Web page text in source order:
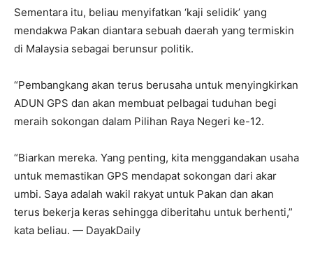
Sementara itu, beliau menyifatkan ‘kaji selidik’ yang
mendakwa Pakan diantara sebuah daerah yang termiskin
di Malaysia sebagai berunsur politik.
“Pembangkang akan terus berusaha untuk menyingkirkan
ADUN GPS dan akan membuat pelbagai tuduhan begi
meraih sokongan dalam Pilihan Raya Negeri ke-12.
“Biarkan mereka. Yang penting, kita menggandakan usaha
untuk memastikan GPS mendapat sokongan dari akar
umbi. Saya adalah wakil rakyat untuk Pakan dan akan
terus bekerja keras sehingga diberitahu untuk berhenti,”
kata beliau. — DayakDaily